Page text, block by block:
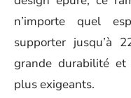
n’importe quel
supporter jusqu’à
grande durabilité
plus exigeants.